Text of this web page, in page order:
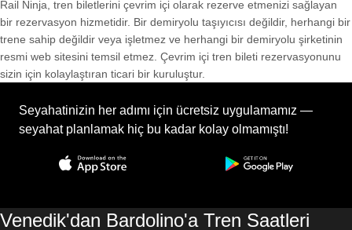
Rail Ninja, tren biletlerini çevrim içi olarak rezerve etmenizi sağlayan
bir rezervasyon hizmetidir. Bir demiryolu taşıyıcısı değildir, herhangi bir
trene sahip değildir veya işletmez ve herhangi bir demiryolu şirketinin
resmi web sitesini temsil etmez. Çevrim içi tren bileti rezervasyonunu
sizin için kolaylaştıran ticari bir kuruluştur.
Seyahatinizin her adımı için ücretsiz uygulamamız —
seyahat planlamak hiç bu kadar kolay olmamıştı!
Venedik'dan Bardolino'a Tren Saatleri